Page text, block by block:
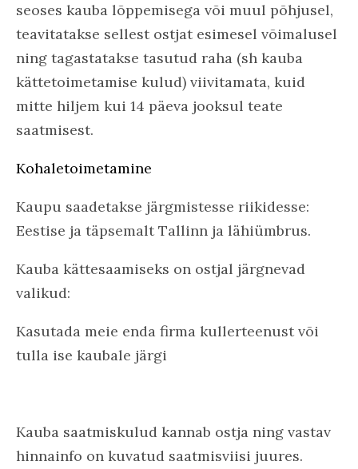
seoses kauba lõppemisega või muul põhjusel,
teavitatakse sellest ostjat esimesel võimalusel
ning tagastatakse tasutud raha (sh kauba
kättetoimetamise kulud) viivitamata, kuid
mitte hiljem kui 14 päeva jooksul teate
saatmisest.
Kohaletoimetamine
Kaupu saadetakse järgmistesse riikidesse:
Eestise ja täpsemalt Tallinn ja lähiümbrus.
Kauba kättesaamiseks on ostjal järgnevad
valikud:
Kasutada meie enda firma kullerteenust või
tulla ise kaubale järgi
Kauba saatmiskulud kannab ostja ning vastav
hinnainfo on kuvatud saatmisviisi juures.